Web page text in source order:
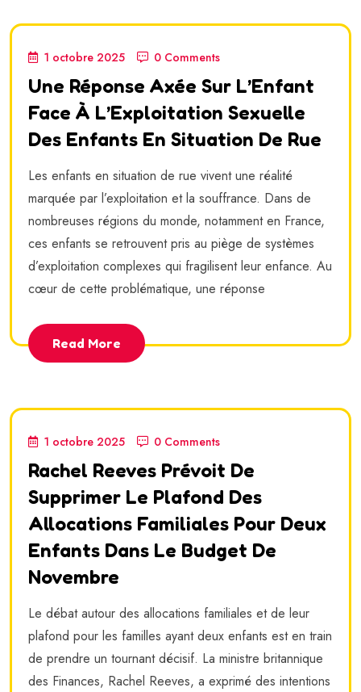
1 octobre 2025 0 Comments
Une Réponse Axée Sur L’Enfant
Face À L’Exploitation Sexuelle
Des Enfants En Situation De Rue
Les enfants en situation de rue vivent une réalité
marquée par l’exploitation et la souffrance. Dans de
nombreuses régions du monde, notamment en France,
ces enfants se retrouvent pris au piège de systèmes
d’exploitation complexes qui fragilisent leur enfance. Au
cœur de cette problématique, une réponse
Read More
1 octobre 2025 0 Comments
Rachel Reeves Prévoit De
Supprimer Le Plafond Des
Allocations Familiales Pour Deux
Enfants Dans Le Budget De
Novembre
Le débat autour des allocations familiales et de leur
plafond pour les familles ayant deux enfants est en train
de prendre un tournant décisif. La ministre britannique
des Finances, Rachel Reeves, a exprimé des intentions